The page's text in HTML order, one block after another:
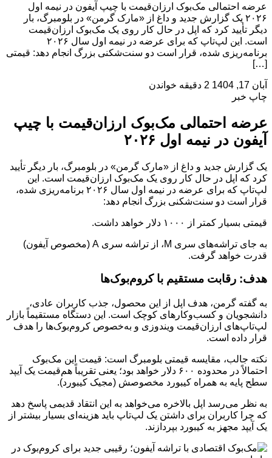
عرضه احتمالی مک‌بوک ارزان‌قیمت با چیپ آیفون در نیمه اول
۲۰۲۶ یک گزارش جدید و داغ از «مارک گرمن» در بلومبرگ، بار
دیگر تأیید کرد که اپل در حال کار روی یک مک‌بوک ارزان‌قیمت
است. این لپ‌تاپ که برای عرضه در نیمه اول سال ۲۰۲۶
برنامه‌ریزی شده، قرار است دو سنت‌شکنی بزرگ انجام دهد: قیمتی
[…]
آبان 17, 1404
2 دقیقه خواندن
چاپ خبر
عرضه احتمالی مک‌بوک ارزان‌قیمت با چیپ
آیفون در نیمه اول ۲۰۲۶
یک گزارش جدید و داغ از «مارک گرمن» در بلومبرگ، بار دیگر تأیید
کرد که اپل در حال کار روی یک مک‌بوک ارزان‌قیمت است. این
لپ‌تاپ که برای عرضه در نیمه اول سال ۲۰۲۶ برنامه‌ریزی شده،
قرار است دو سنت‌شکنی بزرگ انجام دهد:
قیمتی بسیار کمتر از ۱۰۰۰ دلار خواهد داشت.
به جای تراشه‌های سری M، از تراشه سری A (مخصوص آیفون)
قدرت خواهد گرفت.
هدف: رقابت مستقیم با کروم‌بوک‌ها
به گفته گرمن، هدف اپل از این محصول، جذب کاربران عادی،
دانشجویان و کسب‌وکارهای کوچک است. این دستگاه مستقیماً بازار
لپ‌تاپ‌های ارزان‌قیمت ویندوزی و به‌خصوص کروم‌بوک‌ها را هدف
قرار داده است.
نکته جالب، مقایسه قیمتی بلومبرگ است: قیمت این مک‌بوک
احتمالاً در محدوده ۶۰۰ دلار خواهد بود؛ یعنی تقریباً هم‌قیمت یک آیپد
سطح پایه به همراه کیبورد مخصوصش (مجیک کیبورد).
به نظر می‌رسد اپل بالاخره می‌خواهد به این انتقاد قدیمی پاسخ دهد
که چرا کاربران برای داشتن یک لپ‌تاپ باید هزینه‌ای بسیار بیشتر از
یک آیپد مجهز به کیبورد بپردازند.